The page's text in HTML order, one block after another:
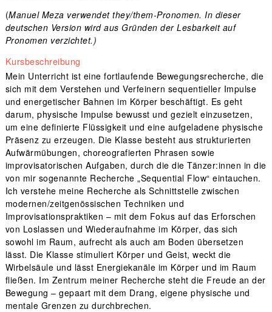
(Manuel Meza verwendet they/them-Pronomen. In dieser
deutschen Version wird aus Gründen der Lesbarkeit auf
Pronomen verzichtet.)
Kursbeschreibung
Mein Unterricht ist eine fortlaufende Bewegungsrecherche, die
sich mit dem Verstehen und Verfeinern sequentieller Impulse
und energetischer Bahnen im Körper beschäftigt. Es geht
darum, physische Impulse bewusst und gezielt einzusetzen,
um eine definierte Flüssigkeit und eine aufgeladene physische
Präsenz zu erzeugen. Die Klasse besteht aus strukturierten
Aufwärmübungen, choreografierten Phrasen sowie
improvisatorischen Aufgaben, durch die die Tänzer:innen in die
von mir sogenannte Recherche „Sequential Flow“ eintauchen.
Ich verstehe meine Recherche als Schnittstelle zwischen
modernen/zeitgenössischen Techniken und
Improvisationspraktiken – mit dem Fokus auf das Erforschen
von Loslassen und Wiederaufnahme im Körper, das sich
sowohl im Raum, aufrecht als auch am Boden übersetzen
lässt. Die Klasse stimuliert Körper und Geist, weckt die
Wirbelsäule und lässt Energiekanäle im Körper und im Raum
fließen. Im Zentrum meiner Recherche steht die Freude an der
Bewegung – gepaart mit dem Drang, eigene physische und
mentale Grenzen zu durchbrechen.